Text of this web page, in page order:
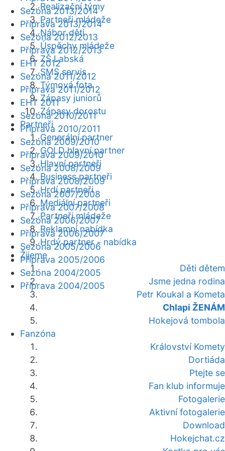
Realizační týmy
Partneři mládeže
Nábor dětí
Úspěchy mládeže
ZŠ Labská
SMS servis
Týmová fota
Zápasy juniorů
Zápasy dorostu
Partneři
Generální partner
GOLD hlavní partner
Hlavní partneři
Business partneři
Hrdí partneři
Mediální partneři
Partneři mládeže
Reklamní nabídka
Hrdý partner - nabídka
Žijeme
Děti dětem
Jsme jedna rodina
Petr Koukal a Kometa
Chlapi ŽENÁM
Hokejová tombola
Fanzóna
Království Komety
Dortiáda
Ptejte se
Fan klub informuje
Fotogalerie
Aktivní fotogalerie
Download
Hokejchat.cz
Sezóna 2013/2014
Příprava 2013/2014
Sezóna 2012/2013
Příprava 2012/2013
EHT 2012
Sezóna 2011/2012
Příprava 2011/2012
EHT 2011
Sezóna 2010/2011
Příprava 2010/2011
Sezóna 2009/2010
Příprava 2009/2010
Sezóna 2008/2009
Příprava 2008/2009
Sezóna 2007/2008
Příprava 2007/2008
Sezóna 2006/2007
Příprava 2006/2007
Sezóna 2005/2006
Příprava 2005/2006
Sezóna 2004/2005
Příprava 2004/2005